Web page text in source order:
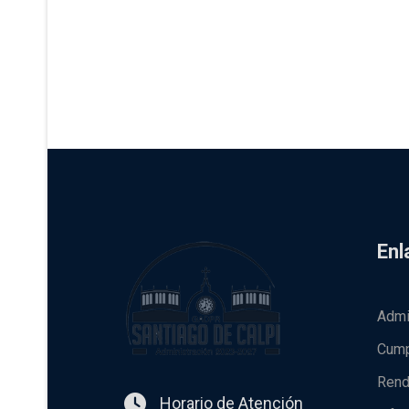
Horario de Atención